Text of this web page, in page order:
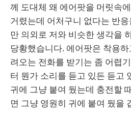
께 도대체 왜 에어팟을 머릿속
거렸는데 어처구니 없다는 반
만 의외로 저와 비슷한 생각을
당황했습니다. 에어팟은 착용
려오는 전화를 받기는 좀 어렵
터 뭔가 소리를 듣고 있든 듣고
귀에 그냥 붙여 뒀는데 충전할
면 그냥 영원히 귀에 붙여 뒀을